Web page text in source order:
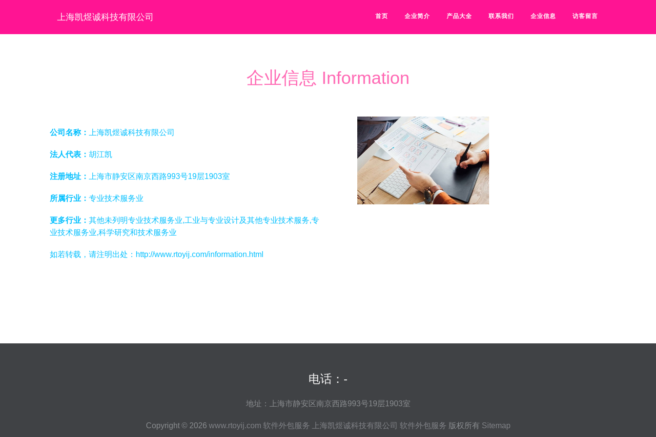
上海凯煜诚科技有限公司 首页 企业简介 产品大全 联系我们 企业信息 访客留言
企业信息 Information
公司名称： 上海凯煜诚科技有限公司
法人代表： 胡江凯
注册地址： 上海市静安区南京西路993号19层1903室
所属行业： 专业技术服务业
更多行业： 其他未列明专业技术服务业,工业与专业设计及其他专业技术服务,专
业技术服务业,科学研究和技术服务业
如若转载，请注明出处：http://www.rtoyij.com/information.html
电话：-
地址：上海市静安区南京西路993号19层1903室
Copyright © 2026 www.rtoyij.com 软件外包服务 上海凯煜诚科技有限公司 软件外包服务 版权所有 Sitemap